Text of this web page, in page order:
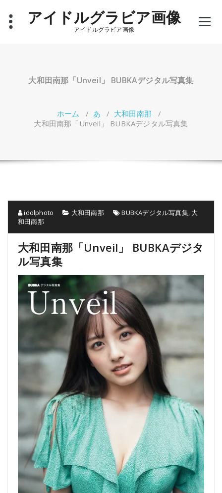
アイドルグラビア画像
アイドルグラビア画像
大和田南那「Unveil」 BUBKAデジタル写真集
ホーム / あ / 大和田南那 /
大和田南那「Unveil」 BUBKAデジタル写真集
idolphoto 大和田南那 BUBKAデジタル写真集, 大
和田南那
大和田南那「Unveil」 BUBKAデジタ
ル写真集